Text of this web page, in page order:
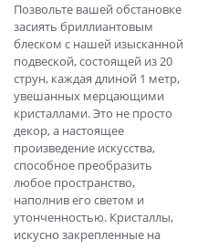
Позвольте вашей обстановке
засиять бриллиантовым
блеском с нашей изысканной
подвеской, состоящей из 20
струн, каждая длиной 1 метр,
увешанных мерцающими
кристаллами. Это не просто
декор, а настоящее
произведение искусства,
способное преобразить
любое пространство,
наполнив его светом и
утонченностью. Кристаллы,
искусно закрепленные на